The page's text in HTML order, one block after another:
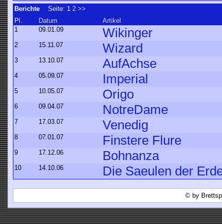
Berichte Seite: 1 2 >>
Pl.
Datum
Artikel
1
09.01.09 Wikinger
2 15.11.07 Wizard
3 13.10.07 AufAchse
4 05.09.07 Imperial
5 10.05.07 Origo
6 09.04.07 NotreDame
7 17.03.07 Venedig
8 07.01.07 Finstere Flure
9 17.12.06 Bohnanza
10 14.10.06 Die Saeulen der
© by